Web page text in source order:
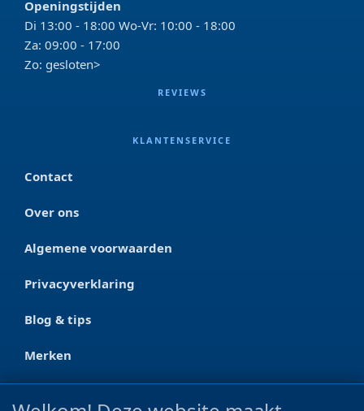
Openingstijden
Di 13:00 - 18:00 Wo-Vr: 10:00 - 18:00
Za: 09:00 - 17:00
Zo: gesloten>
REVIEWS
KLANTENSERVICE
Contact
Over ons
Algemene voorwaarden
Privacyverklaring
Blog & tips
Merken
CONTACT